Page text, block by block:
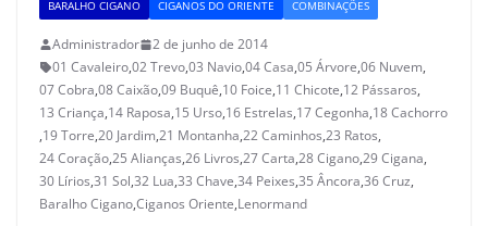
BARALHO CIGANO CIGANOS DO ORIENTE COMBINAÇÕES
Administrador
2 de junho de 2014
01 Cavaleiro,02 Trevo,03 Navio,04 Casa,05 Árvore,06 Nuvem,
07 Cobra,08 Caixão,09 Buquê,10 Foice,11 Chicote,12 Pássaros,
13 Criança,14 Raposa,15 Urso,16 Estrelas,17 Cegonha,18 Cachorro
,19 Torre,20 Jardim,21 Montanha,22 Caminhos,23 Ratos,
24 Coração,25 Alianças,26 Livros,27 Carta,28 Cigano,29 Cigana,
30 Lírios,31 Sol,32 Lua,33 Chave,34 Peixes,35 Âncora,36 Cruz,
Baralho Cigano,Ciganos Oriente,Lenormand